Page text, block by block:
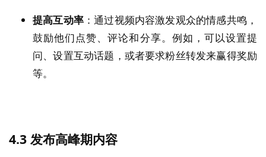
提高互动率：通过视频内容激发观众的情感共鸣，
鼓励他们点赞、评论和分享。例如，可以设置提
问、设置互动话题，或者要求粉丝转发来赢得奖励
等。
4.3 发布高峰期内容